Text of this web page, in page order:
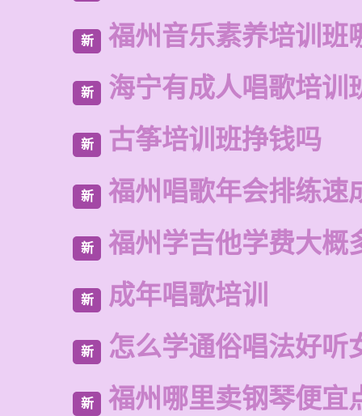
新 福州音乐素养培训班
新 海宁有成人唱歌培训
新 古筝培训班挣钱吗
新 福州唱歌年会排练速
新 福州学吉他学费大概
新 成年唱歌培训
新 怎么学通俗唱法好听
新 福州哪里卖钢琴便宜